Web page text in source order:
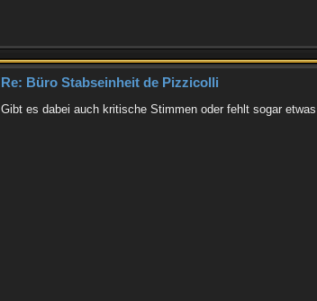
Re: Büro Stabseinheit de Pizzicolli
Gibt es dabei auch kritische Stimmen oder fehlt sogar